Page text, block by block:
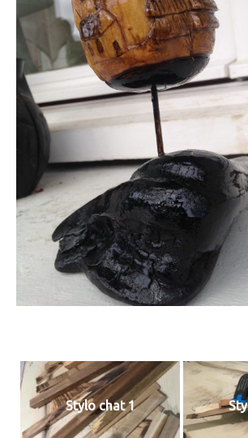
Stylo chat 1